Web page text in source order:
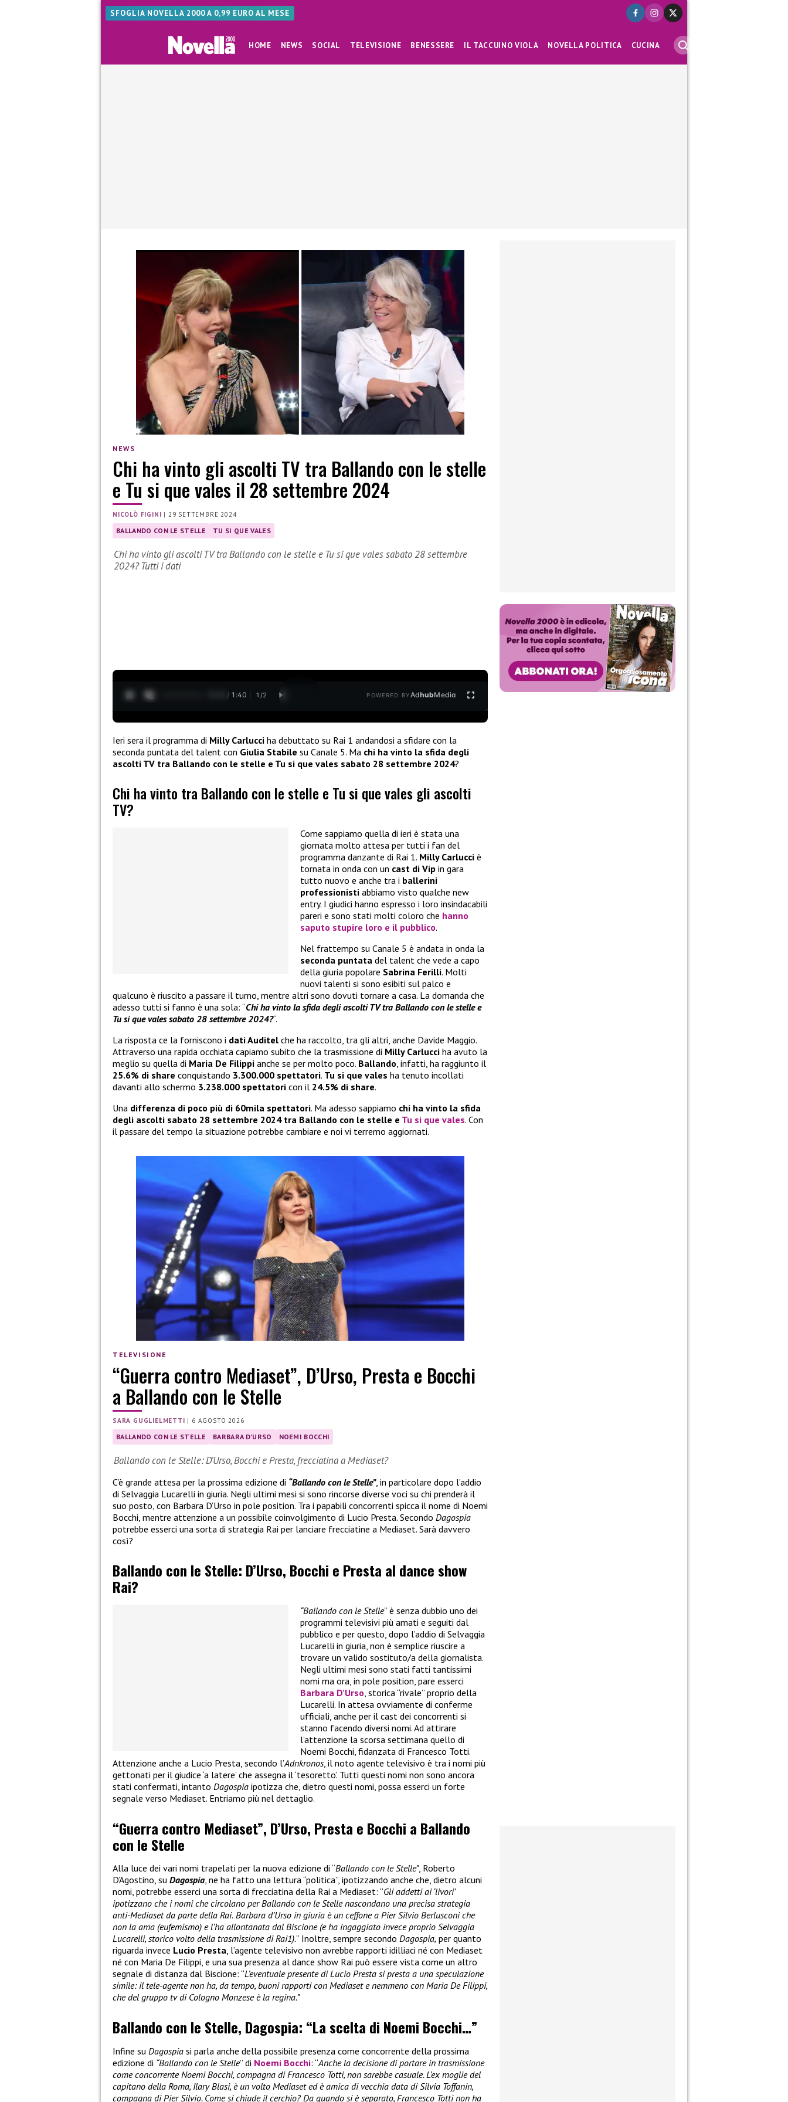
SFOGLIA NOVELLA 2000 A 0,99 EURO AL MESE
HOME NEWS SOCIAL TELEVISIONE BENESSERE IL TACCUINO VIOLA NOVELLA POLITICA CUCINA
NEWS
Chi ha vinto gli ascolti TV tra Ballando con le stelle
e Tu si que vales il 28 settembre 2024
NICOLÒ FIGINI | 29 SETTEMBRE 2024
BALLANDO CON LE STELLE TU SI QUE VALES
Chi ha vinto gli ascolti TV tra Ballando con le stelle e Tu si que vales sabato 28 settembre
2024? Tutti i dati
0:13 / 1:40 1 /2 POWERED BYAdhubMedia
Ieri sera il programma di Milly Carlucci ha debuttato su Rai 1 andandosi a sfidare con la
seconda puntata del talent con Giulia Stabile su Canale 5. Ma chi ha vinto la sfida degli
ascolti TV tra Ballando con le stelle e Tu si que vales sabato 28 settembre 2024?
Chi ha vinto tra Ballando con le stelle e Tu si que vales gli ascolti
TV?
Come sappiamo quella di ieri è stata una
giornata molto attesa per tutti i fan del
programma danzante di Rai 1. Milly Carlucci è
tornata in onda con un cast di Vip in gara
tutto nuovo e anche tra i ballerini
professionisti abbiamo visto qualche new
entry. I giudici hanno espresso i loro insindacabili
pareri e sono stati molti coloro che hanno
saputo stupire loro e il pubblico.
Nel frattempo su Canale 5 è andata in onda la
seconda puntata del talent che vede a capo
della giuria popolare Sabrina Ferilli. Molti
nuovi talenti si sono esibiti sul palco e
qualcuno è riuscito a passare il turno, mentre altri sono dovuti tornare a casa. La domanda che
adesso tutti si fanno è una sola: “Chi ha vinto la sfida degli ascolti TV tra Ballando con le stelle e
Tu si que vales sabato 28 settembre 2024?“.
La risposta ce la forniscono i dati Auditel che ha raccolto, tra gli altri, anche Davide Maggio.
Attraverso una rapida occhiata capiamo subito che la trasmissione di Milly Carlucci ha avuto la
meglio su quella di Maria De Filippi anche se per molto poco. Ballando, infatti, ha raggiunto il
25.6% di share conquistando 3.300.000 spettatori. Tu si que vales ha tenuto incollati
davanti allo schermo 3.238.000 spettatori con il 24.5% di share.
Una differenza di poco più di 60mila spettatori. Ma adesso sappiamo chi ha vinto la sfida
degli ascolti sabato 28 settembre 2024 tra Ballando con le stelle e Tu si que vales. Con
il passare del tempo la situazione potrebbe cambiare e noi vi terremo aggiornati.
TELEVISIONE
“Guerra contro Mediaset”, D’Urso, Presta e Bocchi
a Ballando con le Stelle
SARA GUGLIELMETTI | 6 AGOSTO 2026
BALLANDO CON LE STELLE BARBARA D'URSO NOEMI BOCCHI
Ballando con le Stelle: D’Urso, Bocchi e Presta, frecciatina a Mediaset?
C’è grande attesa per la prossima edizione di “Ballando con le Stelle”, in particolare dopo l’addio
di Selvaggia Lucarelli in giuria. Negli ultimi mesi si sono rincorse diverse voci su chi prenderà il
suo posto, con Barbara D’Urso in pole position. Tra i papabili concorrenti spicca il nome di Noemi
Bocchi, mentre attenzione a un possibile coinvolgimento di Lucio Presta. Secondo Dagospia
potrebbe esserci una sorta di strategia Rai per lanciare frecciatine a Mediaset. Sarà davvero
così?
Ballando con le Stelle: D’Urso, Bocchi e Presta al dance show
Rai?
“Ballando con le Stelle” è senza dubbio uno dei
programmi televisivi più amati e seguiti dal
pubblico e per questo, dopo l’addio di Selvaggia
Lucarelli in giuria, non è semplice riuscire a
trovare un valido sostituto/a della giornalista.
Negli ultimi mesi sono stati fatti tantissimi
nomi ma ora, in pole position, pare esserci
Barbara D’Urso, storica “rivale” proprio della
Lucarelli. In attesa ovviamente di conferme
ufficiali, anche per il cast dei concorrenti si
stanno facendo diversi nomi. Ad attirare
l’attenzione la scorsa settimana quello di
Noemi Bocchi, fidanzata di Francesco Totti.
Attenzione anche a Lucio Presta, secondo l’Adnkronos, il noto agente televisivo è tra i nomi più
gettonati per il giudice ‘a latere’ che assegna il ‘tesoretto’. Tutti questi nomi non sono ancora
stati confermati, intanto Dagospia ipotizza che, dietro questi nomi, possa esserci un forte
segnale verso Mediaset. Entriamo più nel dettaglio.
“Guerra contro Mediaset”, D’Urso, Presta e Bocchi a Ballando
con le Stelle
Alla luce dei vari nomi trapelati per la nuova edizione di “Ballando con le Stelle”, Roberto
D’Agostino, su Dagospia, ne ha fatto una lettura “politica”, ipotizzando anche che, dietro alcuni
nomi, potrebbe esserci una sorta di frecciatina della Rai a Mediaset: “Gli addetti ai ‘livori’
ipotizzano che i nomi che circolano per Ballando con le Stelle nascondano una precisa strategia
anti-Mediaset da parte della Rai. Barbara d’Urso in giuria è un ceffone a Pier Silvio Berlusconi che
non la ama (eufemismo) e l’ha allontanata dal Biscione (e ha ingaggiato invece proprio Selvaggia
Lucarelli, storico volto della trasmissione di Rai1).” Inoltre, sempre secondo Dagospia, per quanto
riguarda invece Lucio Presta, l’agente televisivo non avrebbe rapporti idilliaci né con Mediaset
né con Maria De Filippi, e una sua presenza al dance show Rai può essere vista come un altro
segnale di distanza dal Biscione: “L’eventuale presente di Lucio Presta si presta a una speculazione
simile: il tele-agente non ha, da tempo, buoni rapporti con Mediaset e nemmeno con Maria De Filippi,
che del gruppo tv di Cologno Monzese è la regina.”
Ballando con le Stelle, Dagospia: “La scelta di Noemi Bocchi…”
Infine su Dagospia si parla anche della possibile presenza come concorrente della prossima
edizione di “Ballando con le Stelle” di Noemi Bocchi: “Anche la decisione di portare in trasmissione
come concorrente Noemi Bocchi, compagna di Francesco Totti, non sarebbe casuale. L’ex moglie del
capitano della Roma, Ilary Blasi, è un volto Mediaset ed è amica di vecchia data di Silvia Toffanin,
compagna di Pier Silvio. Come si chiude il cerchio? Da quando si è separato, Francesco Totti non ha